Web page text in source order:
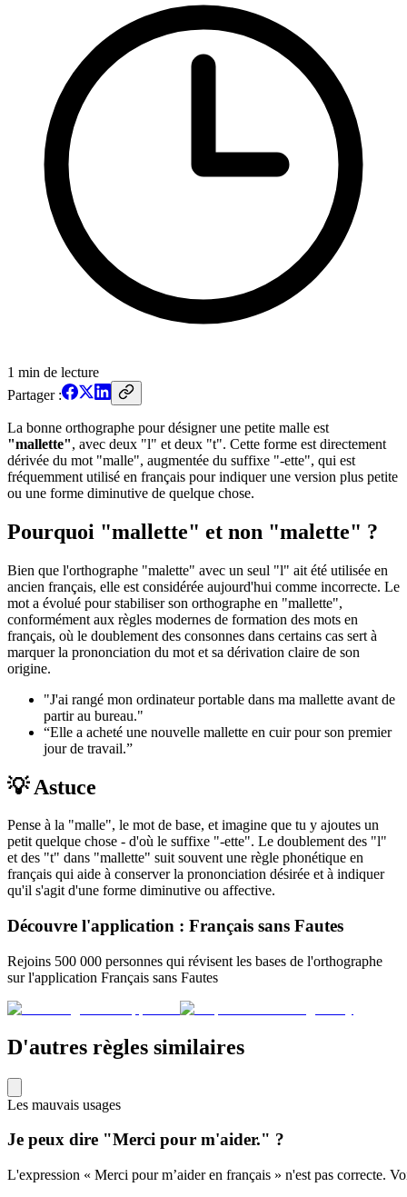
1 min de lecture
Partager :
La bonne orthographe pour désigner une petite malle est
"mallette", avec deux "l" et deux "t". Cette forme est directement
dérivée du mot "malle", augmentée du suffixe "-ette", qui est
fréquemment utilisé en français pour indiquer une version plus petite
ou une forme diminutive de quelque chose.
Pourquoi "mallette" et non "malette" ?
Bien que l'orthographe "malette" avec un seul "l" ait été utilisée en
ancien français, elle est considérée aujourd'hui comme incorrecte. Le
mot a évolué pour stabiliser son orthographe en "mallette",
conformément aux règles modernes de formation des mots en
français, où le doublement des consonnes dans certains cas sert à
marquer la prononciation du mot et sa dérivation claire de son
origine.
"J'ai rangé mon ordinateur portable dans ma mallette avant de
partir au bureau."
“Elle a acheté une nouvelle mallette en cuir pour son premier
jour de travail.”
💡 Astuce
Pense à la "malle", le mot de base, et imagine que tu y ajoutes un
petit quelque chose - d'où le suffixe "-ette". Le doublement des "l"
et des "t" dans "mallette" suit souvent une règle phonétique en
français qui aide à conserver la prononciation désirée et à indiquer
qu'il s'agit d'une forme diminutive ou affective.
Découvre l'application : Français sans Fautes
Rejoins 500 000 personnes qui révisent les bases de l'orthographe
sur l'application Français sans Fautes
D'autres règles similaires
Les mauvais usages
Je peux dire "Merci pour m'aider." ?
L'expression « Merci pour m’aider en français » n'est pas correcte.